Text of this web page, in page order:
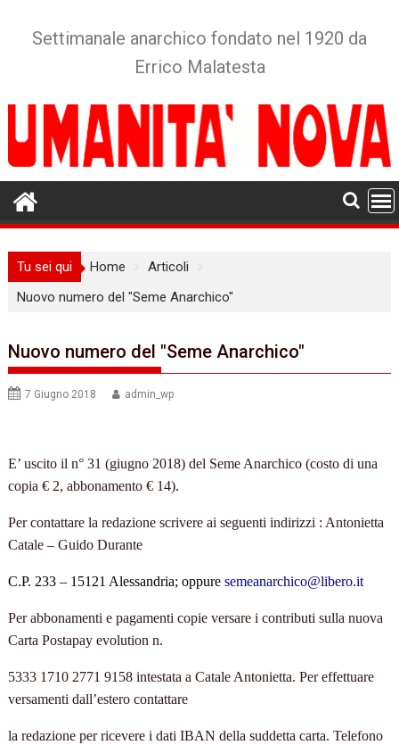
Settimanale anarchico fondato nel 1920 da
Errico Malatesta
Tu sei qui Home
Articoli
Nuovo numero del "Seme Anarchico"
Nuovo numero del "Seme Anarchico"
7 Giugno 2018 admin_wp
E’ uscito il n° 31 (giugno 2018) del Seme Anarchico (costo di una
copia € 2, abbonamento € 14).
Per contattare la redazione scrivere ai seguenti indirizzi : Antonietta
Catale – Guido Durante
C.P. 233 – 15121 Alessandria; oppuresemeanarchico@libero.it
Per abbonamenti e pagamenti copie versare i contributi sulla nuova
Carta Postapay evolution n.
5333 1710 2771 9158 intestata a Catale Antonietta. Per effettuare
versamenti dall’estero contattare
la redazione per ricevere i dati IBAN della suddetta carta. Telefono